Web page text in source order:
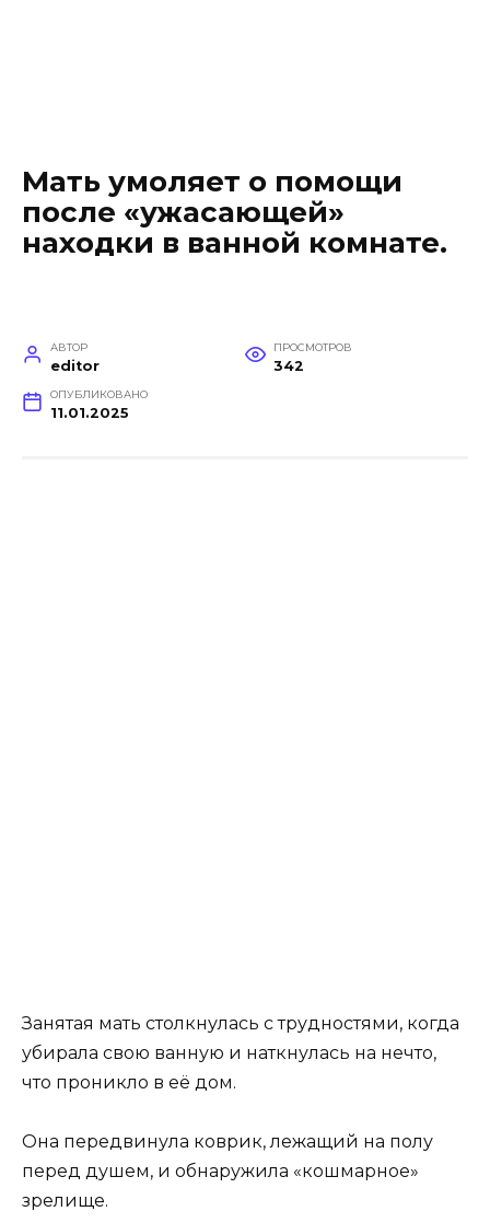
Мать умоляет о помощи
после «ужасающей»
находки в ванной комнате.
АВТОР
editor
ПРОСМОТРОВ
342
ОПУБЛИКОВАНО
11.01.2025
Занятая мать столкнулась с трудностями, когда
убирала свою ванную и наткнулась на нечто,
что проникло в её дом.
Она передвинула коврик, лежащий на полу
перед душем, и обнаружила «кошмарное»
зрелище.